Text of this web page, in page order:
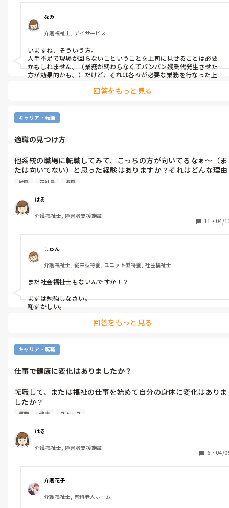
午後も同じ感じで、残り数人というところで｢私早番だから帰る
ね」と移乗すら手伝わず帰ってしまい。
後から聞いた話、そのお局は｢人手不足で回らないってことを上
司に分からせてあげるためだ」と言っていたようです。
そんなの直接相談すれば良いだけの話だし、自分に負担がかかる
日勤の日にやってほしいです。
来週上司に相談しようとおもっていますが、今まで何度も相談し
っています...。
心も身体も限界です。
なみ
介護福祉士, デイサービス
いますね、そういう方。
人手不足で現場が回らないこということを上司に見せることは必要
かもしれません。（業務が終わらなくてバンバン残業代発生させた
方が効果的かも。）だけど、それは各々が必要な業務を行なった上
お局は結局は、一人だけが楽して皺寄せが他者にいっている。こう
何も言わずに有給消化してサクッと辞めるのも手ですが。
回答をもっと見る
キャリア・転職
適職の見つけ方
他系統の職場に転職してみて、こっちの方が向いてるなぁ〜（ま
たは向いてない）と思った経験はありますか？それはどんな理由
で思いましたか？
障害者支援と高齢者支援、どちらも経験して自分のやりたいこと
に迷っています。
1社目は障害者の就労支援施設で、障害者の基本的な知識や虐待
防止を丁寧に教えてくれたお陰で支援の楽しさを学びました。
2社目は本来は障害者支援に行きたいと思い応募したところ、経
験になるからと提案され特養の介護職になりました。介護は自分
に向いていないな...と思いつつも看取りや家族とのやり甲斐に魅
力を感じました。
現職は障害者支援施設の介護職ですが、不適切ケアが多く適切な
ました。利用者から職員へのいじめもありますが、それを上司が
このまま仕事を惰性で続けるのは嫌なので、転職をするつもりで
すが何をしたいかが分からなくなってしまいました。
性格上入所施設は向いていないと思ったので離れようと思ってい
再来年社会福祉士を受ける予定なので、いずれはそれを生かした
職に就きたいと思っているのですが現状に耐えられず転職はした
いです。
一先ずはいちばん興味がある在宅診療の看護補助に応募しようと
思っています。
就職 正社員 退職
はる
介護福祉士, 障害者支援施設
11 ・ 04/
しゅん
介護福祉士, 従来型特養, ユニット型特養, 社会福祉士
まだ社会福祉士もないんですか！？
まずは勉強しなさい。
恥ずかしい。
回答をもっと見る
キャリア・転職
仕事で健康に変化はありましたか？
転職して、または福祉の仕事を始めて自分の身体に変化はありま
したか？
例えば...
・夜勤に多く入りすぎて体調を崩した
・夜勤を辞めたら健康になった
等。
私は始めたばかりの時は運動量が増え痩せたのですが、今はすっ
かり戻りました(^^ ;
運動 健康 ストレス
はる
介護福祉士, 障害者支援施設
6 ・ 04/
介護花子
介護福祉士, 有料老人ホーム